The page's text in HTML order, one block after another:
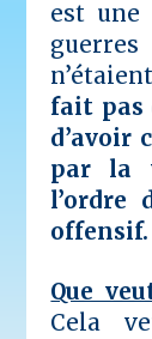
est une
guerres
fait pas
d’avoir
par la
l’ordre
offensif.
Que
Cela